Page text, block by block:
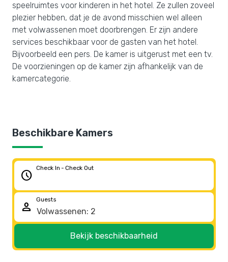
speelruimtes voor kinderen in het hotel. Ze zullen zoveel
plezier hebben, dat je de avond misschien wel alleen
met volwassenen moet doorbrengen. Er zijn andere
services beschikbaar voor de gasten van het hotel.
Bijvoorbeeld een pers. De kamer is uitgerust met een tv.
De voorzieningen op de kamer zijn afhankelijk van de
kamercategorie.
Beschikbare Kamers
schedule
Check In - Check Out
person
Guests
Bekijk beschikbaarheid